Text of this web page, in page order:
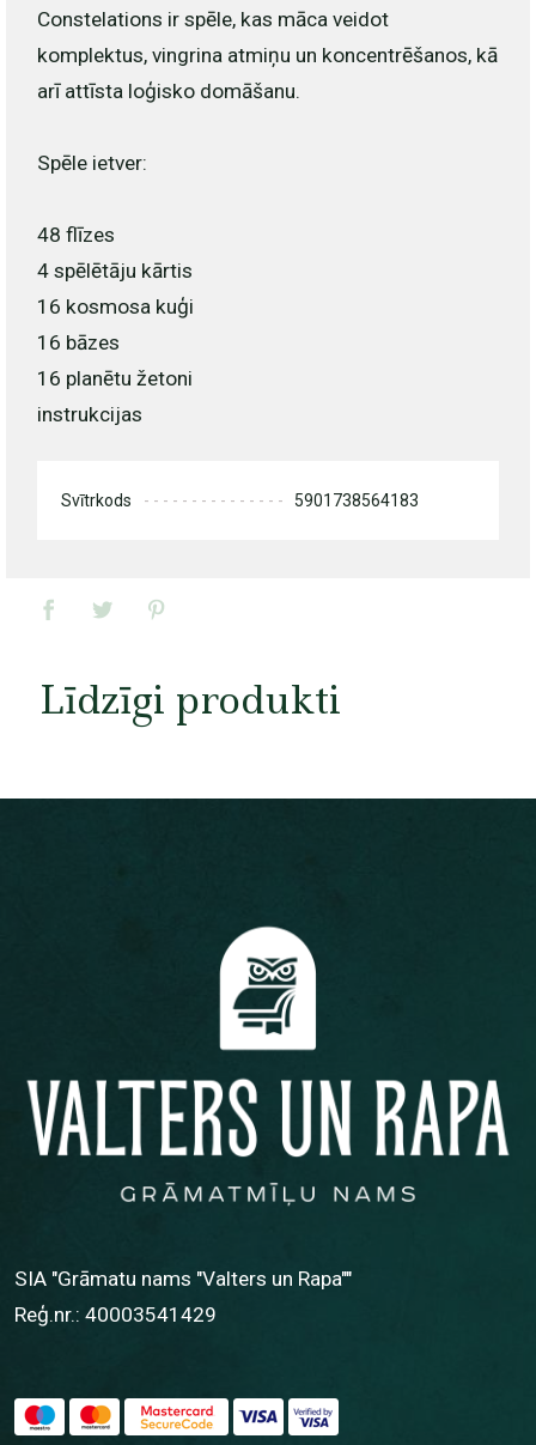
Constelations ir spēle, kas māca veidot
komplektus, vingrina atmiņu un koncentrēšanos, kā
arī attīsta loģisko domāšanu.
Spēle ietver:
48 flīzes
4 spēlētāju kārtis
16 kosmosa kuģi
16 bāzes
16 planētu žetoni
instrukcijas
Svītrkods 5901738564183
Līdzīgi produkti
SIA "Grāmatu nams "Valters un Rapa""
Reģ.nr.: 40003541429